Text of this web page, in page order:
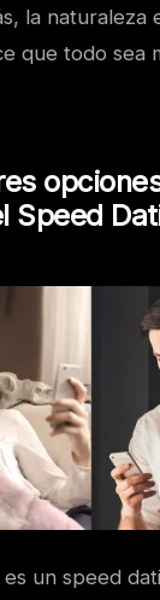
la naturaleza
que todo sea
Speed
un speed